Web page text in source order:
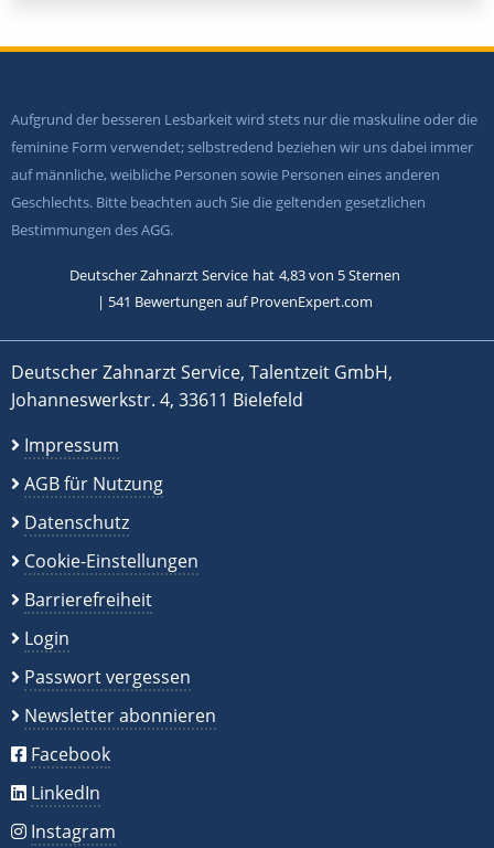
Aufgrund der besseren Lesbarkeit wird stets nur die maskuline oder die
feminine Form verwendet; selbstredend beziehen wir uns dabei immer
auf männliche, weibliche Personen sowie Personen eines anderen
Geschlechts. Bitte beachten auch Sie die geltenden gesetzlichen
Bestimmungen des AGG.
Deutscher Zahnarzt Service hat 4,83von 5Sternen
| 541 Bewertungen auf ProvenExpert.com
Deutscher Zahnarzt Service, Talentzeit GmbH,
Johanneswerkstr. 4, 33611 Bielefeld
Impressum
AGB für Nutzung
Datenschutz
Cookie-Einstellungen
Barrierefreiheit
Login
Passwort vergessen
Newsletter abonnieren
Facebook
LinkedIn
Instagram